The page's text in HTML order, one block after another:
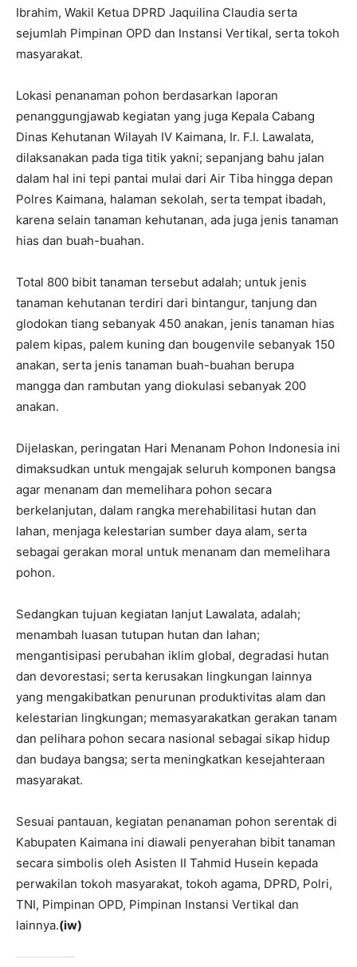
Ibrahim, Wakil Ketua DPRD Jaquilina Claudia serta
sejumlah Pimpinan OPD dan Instansi Vertikal, serta tokoh
masyarakat.
Lokasi penanaman pohon berdasarkan laporan
penanggungjawab kegiatan yang juga Kepala Cabang
Dinas Kehutanan Wilayah IV Kaimana, Ir. F.I. Lawalata,
dilaksanakan pada tiga titik yakni; sepanjang bahu jalan
dalam hal ini tepi pantai mulai dari Air Tiba hingga depan
Polres Kaimana, halaman sekolah, serta tempat ibadah,
karena selain tanaman kehutanan, ada juga jenis tanaman
hias dan buah-buahan.
Total 800 bibit tanaman tersebut adalah; untuk jenis
tanaman kehutanan terdiri dari bintangur, tanjung dan
glodokan tiang sebanyak 450 anakan, jenis tanaman hias
palem kipas, palem kuning dan bougenvile sebanyak 150
anakan, serta jenis tanaman buah-buahan berupa
mangga dan rambutan yang diokulasi sebanyak 200
anakan.
Dijelaskan, peringatan Hari Menanam Pohon Indonesia ini
dimaksudkan untuk mengajak seluruh komponen bangsa
agar menanam dan memelihara pohon secara
berkelanjutan, dalam rangka merehabilitasi hutan dan
lahan, menjaga kelestarian sumber daya alam, serta
sebagai gerakan moral untuk menanam dan memelihara
pohon.
Sedangkan tujuan kegiatan lanjut Lawalata, adalah;
menambah luasan tutupan hutan dan lahan;
mengantisipasi perubahan iklim global, degradasi hutan
dan devorestasi; serta kerusakan lingkungan lainnya
yang mengakibatkan penurunan produktivitas alam dan
kelestarian lingkungan; memasyarakatkan gerakan tanam
dan pelihara pohon secara nasional sebagai sikap hidup
dan budaya bangsa; serta meningkatkan kesejahteraan
masyarakat.
Sesuai pantauan, kegiatan penanaman pohon serentak di
Kabupaten Kaimana ini diawali penyerahan bibit tanaman
secara simbolis oleh Asisten II Tahmid Husein kepada
perwakilan tokoh masyarakat, tokoh agama, DPRD, Polri,
TNI, Pimpinan OPD, Pimpinan Instansi Vertikal dan
lainnya.(iw)